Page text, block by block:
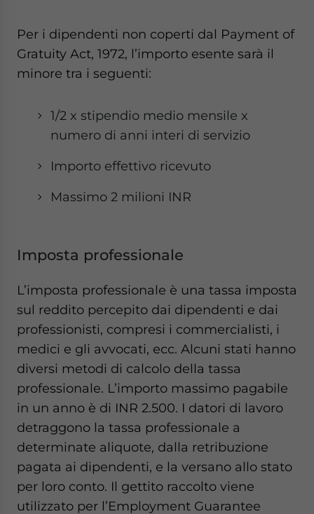
Per i dipendenti non coperti dal Payment of
Gratuity Act, 1972, l’importo esente sarà il
minore tra i seguenti:
1/2 x stipendio medio mensile x
numero di anni interi di servizio
Importo effettivo ricevuto
Massimo 2 milioni INR
Imposta professionale
L’imposta professionale è una tassa imposta
sul reddito percepito dai dipendenti e dai
professionisti, compresi i commercialisti, i
medici e gli avvocati, ecc. Alcuni stati hanno
diversi metodi di calcolo della tassa
professionale. L’importo massimo pagabile
in un anno è di INR 2.500. I datori di lavoro
detraggono la tassa professionale a
determinate aliquote, dalla retribuzione
pagata ai dipendenti, e la versano allo stato
per loro conto. Il gettito raccolto viene
utilizzato per l’Employment Guarantee